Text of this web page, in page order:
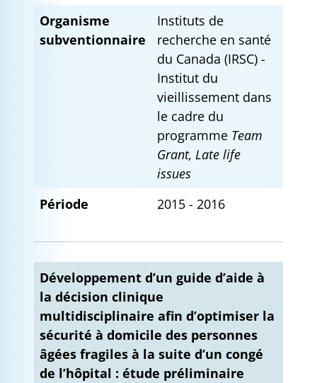
Organisme
subventionnaire
Instituts de
recherche en santé
du Canada (IRSC) -
Institut du
vieillissement dans
le cadre du
programme Team
Grant, Late life
issues
Période
2015 - 2016
Développement d’un guide d’aide à
la décision clinique
multidisciplinaire afin d’optimiser la
sécurité à domicile des personnes
âgées fragiles à la suite d’un congé
de l’hôpital : étude préliminaire